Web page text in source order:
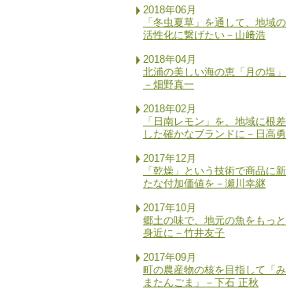
2018年06月
「冬虫夏草」を通して、地域の
活性化に繋げたい－山﨑浩
2018年04月
北浦の美しい海の恵「月の塩」
－畑野真一
2018年02月
「日南レモン」を、地域に根差
した確かなブランドに－日高勇
2017年12月
「乾燥」という技術で商品に新
たな付加価値を－瀬川幸継
2017年10月
郷土の味で、地元の魚をもっと
身近に－竹井友子
2017年09月
町の農産物の核を目指して「み
またんごま」－下石 正秋